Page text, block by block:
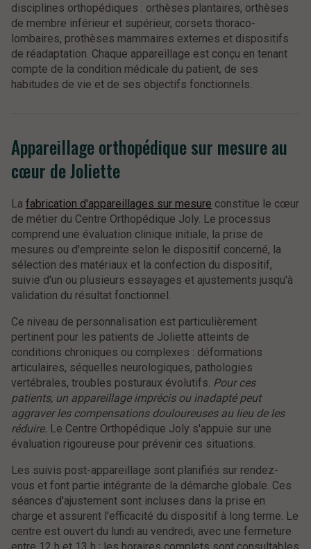
disciplines orthopédiques : orthèses plantaires, orthèses
de membre inférieur et supérieur, corsets thoraco-
lombaires, prothèses mammaires externes et dispositifs
de réadaptation. Chaque appareillage est conçu en tenant
compte de la condition médicale du patient, de ses
habitudes de vie et de ses objectifs fonctionnels.
Appareillage orthopédique sur mesure au
cœur de Joliette
La fabrication d'appareillages sur mesure constitue le cœur
de métier du Centre Orthopédique Joly. Le processus
comprend une évaluation clinique initiale, la prise de
mesures ou d'empreinte selon le dispositif concerné, la
sélection des matériaux et la confection du dispositif,
suivie d'un ou plusieurs essayages et ajustements jusqu'à
validation du résultat fonctionnel.
Ce niveau de personnalisation est particulièrement
pertinent pour les patients de Joliette atteints de
conditions chroniques ou complexes : déformations
articulaires, séquelles neurologiques, pathologies
vertébrales, troubles posturaux évolutifs. Pour ces
patients, un appareillage imprécis ou inadapté peut
aggraver les compensations douloureuses au lieu de les
réduire. Le Centre Orthopédique Joly s'appuie sur une
évaluation rigoureuse pour prévenir ces situations.
Les suivis post-appareillage sont planifiés sur rendez-
vous et font partie intégrante de la démarche globale. Ces
séances d'ajustement sont incluses dans la prise en
charge et assurent l'efficacité du dispositif à long terme. Le
centre est ouvert du lundi au vendredi, avec une fermeture